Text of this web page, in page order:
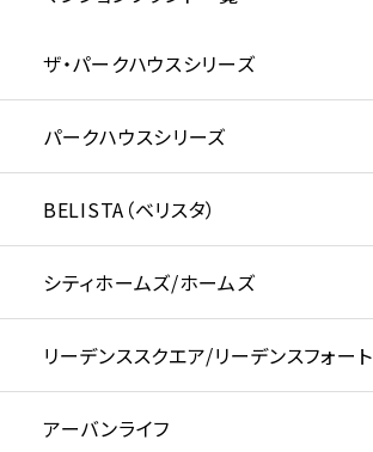
ザ・パークハウスシリーズ
パークハウスシリーズ
BELISTA（ベリスタ）
シティホームズ/ホームズ
リーデンススクエア/リーデンスフォート
アーバンライフ